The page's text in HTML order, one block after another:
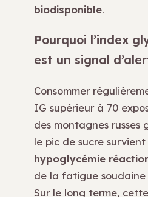
biodisponible.
Pourquoi l’index
est un signal
Consommer
IG supérieur à 70
des montagnes russes
le pic de sucre
hypoglycémie
de la fatigue
Sur le long terme,